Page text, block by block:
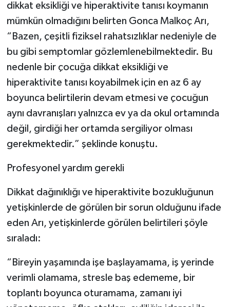
dikkat eksikliği ve hiperaktivite tanısı koymanın
mümkün olmadığını belirten Gonca Malkoç Arı,
“Bazen, çeşitli fiziksel rahatsızlıklar nedeniyle de
bu gibi semptomlar gözlemlenebilmektedir. Bu
nedenle bir çocuğa dikkat eksikliği ve
hiperaktivite tanısı koyabilmek için en az 6 ay
boyunca belirtilerin devam etmesi ve çocuğun
aynı davranışları yalnızca ev ya da okul ortamında
değil, girdiği her ortamda sergiliyor olması
gerekmektedir.” şeklinde konuştu.
Profesyonel yardım gerekli
Dikkat dağınıklığı ve hiperaktivite bozukluğunun
yetişkinlerde de görülen bir sorun olduğunu ifade
eden Arı, yetişkinlerde görülen belirtileri şöyle
sıraladı:
“Bireyin yaşamında işe başlayamama, iş yerinde
verimli olamama, stresle baş edememe, bir
toplantı boyunca oturamama, zamanı iyi